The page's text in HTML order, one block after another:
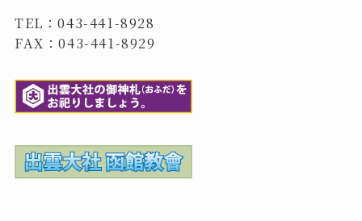
TEL：043-441-8928
FAX：043-441-8929